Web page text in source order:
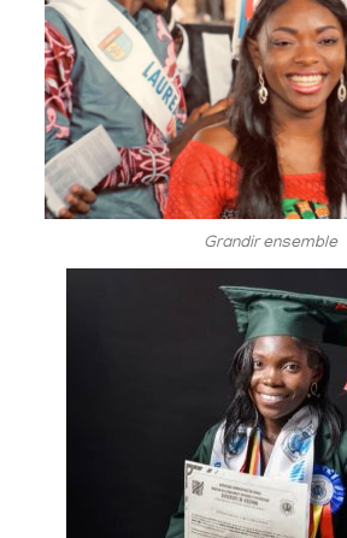
Grandir ensemble